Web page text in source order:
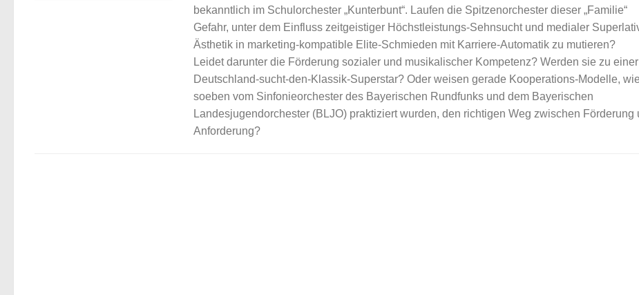
bekanntlich im Schulorchester „Kunterbunt“. Laufen die Spitzenorchester dieser „Familie“
Gefahr, unter dem Einfluss zeitgeistiger Höchstleistungs-Sehnsucht und medialer
Ästhetik in marketing-kompatible Elite-Schmieden mit Karriere-Automatik zu mutieren?
Leidet darunter die Förderung sozialer und musikalischer Kompetenz? Werden sie zu
Deutschland-sucht-den-Klassik-Superstar? Oder weisen gerade Kooperations-Modelle,
soeben vom Sinfonieorchester des Bayerischen Rundfunks und dem Bayerischen
Landesjugendorchester (BLJO) praktiziert wurden, den richtigen Weg zwischen Förderung
Anforderung?